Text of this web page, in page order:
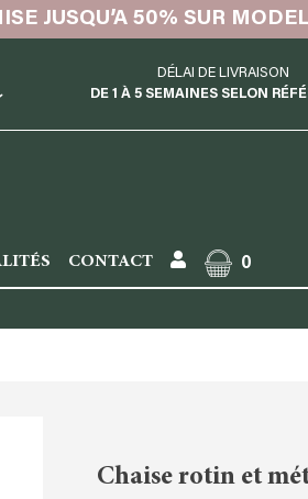
JUSQU’A 50% SUR
DÉLAI DE LIVRAISON
DE 1 À 5 SEMAINES SELON
CONTACT 0
Chaise rotin et